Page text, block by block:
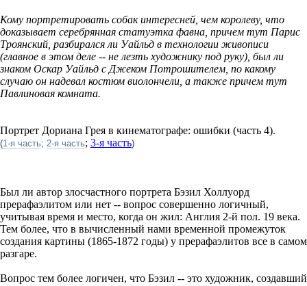
Кому портретировать собак интересней, чем королеву, что
доказывает серебрянная статуэтка фавна, причем тут Парис
Троянский, разбирался ли Уайльд в технологии живописи
(главное в этом деле -- не лезть художнику под руку), был ли
знаком Оскар Уайльд с Джеком Потрошителем, по какому
случаю он надевал костюм виолончели, а также причем тут
Павлиновая комната.
Портрет Дориана Грея в кинематографе: ошибки (часть 4).
(1-я часть; 2-я часть; 3-я часть)
Был ли автор злосчастного портрета Бэзил Холлуорд
прерафаэлитом или нет -- вопрос совершенно логичный,
учитывая время и место, когда он жил: Англия 2-й пол. 19 века.
Тем более, что в вычисленный нами временной промежуток
создания картины (1865-1872 годы) у прерафаэлитов все в самом
разгаре.
Вопрос тем более логичен, что Бэзил -- это художник, создавший